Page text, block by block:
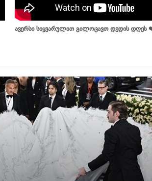
ავერსი სიყვარულით გილოცავთ დედის დღეს